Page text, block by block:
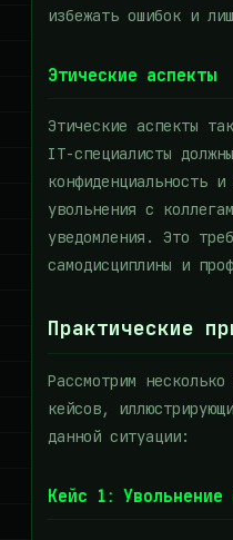
избежать ошибок и
Этические аспекты
Этические аспекты
IT-специалисты
конфиденциальность
увольнения с
уведомления. Это
самодисциплины и
Практические
Рассмотрим
кейсов,
данной ситуации:
Кейс 1: Увольнение